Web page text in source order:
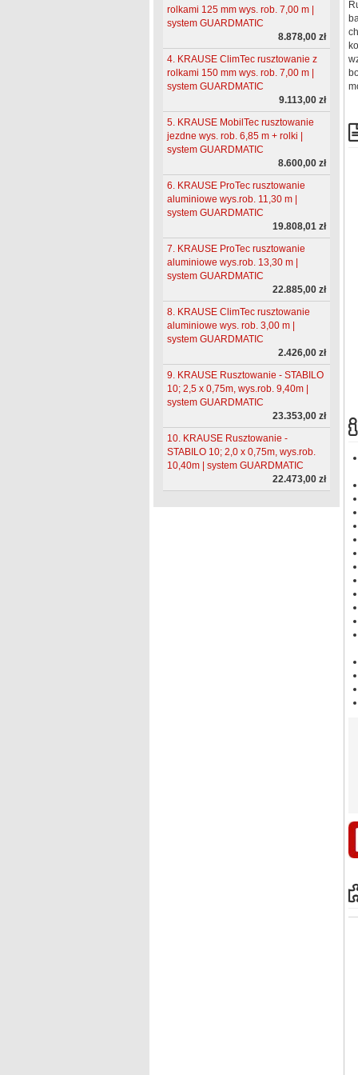
rolkami 125 mm wys. rob. 7,00 m |
system GUARDMATIC
8.878,00 zł
4. KRAUSE ClimTec rusztowanie z
rolkami 150 mm wys. rob. 7,00 m |
system GUARDMATIC
9.113,00 zł
5. KRAUSE MobilTec rusztowanie
jezdne wys. rob. 6,85 m + rolki |
system GUARDMATIC
8.600,00 zł
6. KRAUSE ProTec rusztowanie
aluminiowe wys.rob. 11,30 m |
system GUARDMATIC
19.808,01 zł
7. KRAUSE ProTec rusztowanie
aluminiowe wys.rob. 13,30 m |
system GUARDMATIC
22.885,00 zł
8. KRAUSE ClimTec rusztowanie
aluminiowe wys. rob. 3,00 m |
system GUARDMATIC
2.426,00 zł
9. KRAUSE Rusztowanie - STABILO
10; 2,5 x 0,75m, wys.rob. 9,40m |
system GUARDMATIC
23.353,00 zł
10. KRAUSE Rusztowanie -
STABILO 10; 2,0 x 0,75m, wys.rob.
10,40m | system GUARDMATIC
22.473,00 zł